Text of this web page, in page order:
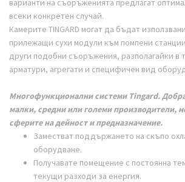
варианти на съоръженията предлагат
всеки конкретен случай.
Камерите TINGARD могат да бъдат
прилежащи сухи модули към помпени
други подобни съоръжения, разполагайки в
арматури, агрегати и специфичен вид
Многофункционални системи Тingard.
малки, средни или големи производители,
сферите на дейност и предназначение.
Заместват поддържането на скъпо
оборудване.
Получавате помещение с постоянна
текущи разходи за енергия.